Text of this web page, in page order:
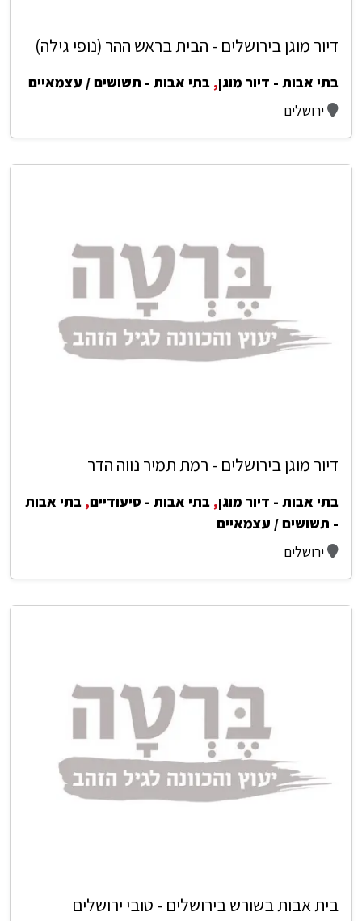
דיור מוגן בירושלים - הבית בראש ההר (נופי גילה)
בתי אבות - דיור מוגן, בתי אבות - תשושים / עצמאיים
ירושלים
דיור מוגן בירושלים - רמת תמיר נווה הדר
בתי אבות - דיור מוגן, בתי אבות - סיעודיים, בתי אבות
- תשושים / עצמאיים
ירושלים
בית אבות בשורש בירושלים - טובי ירושלים